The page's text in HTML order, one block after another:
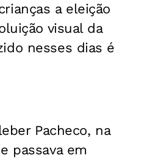
a eleição
visual da
nesses dias é
Pacheco, na
passava em